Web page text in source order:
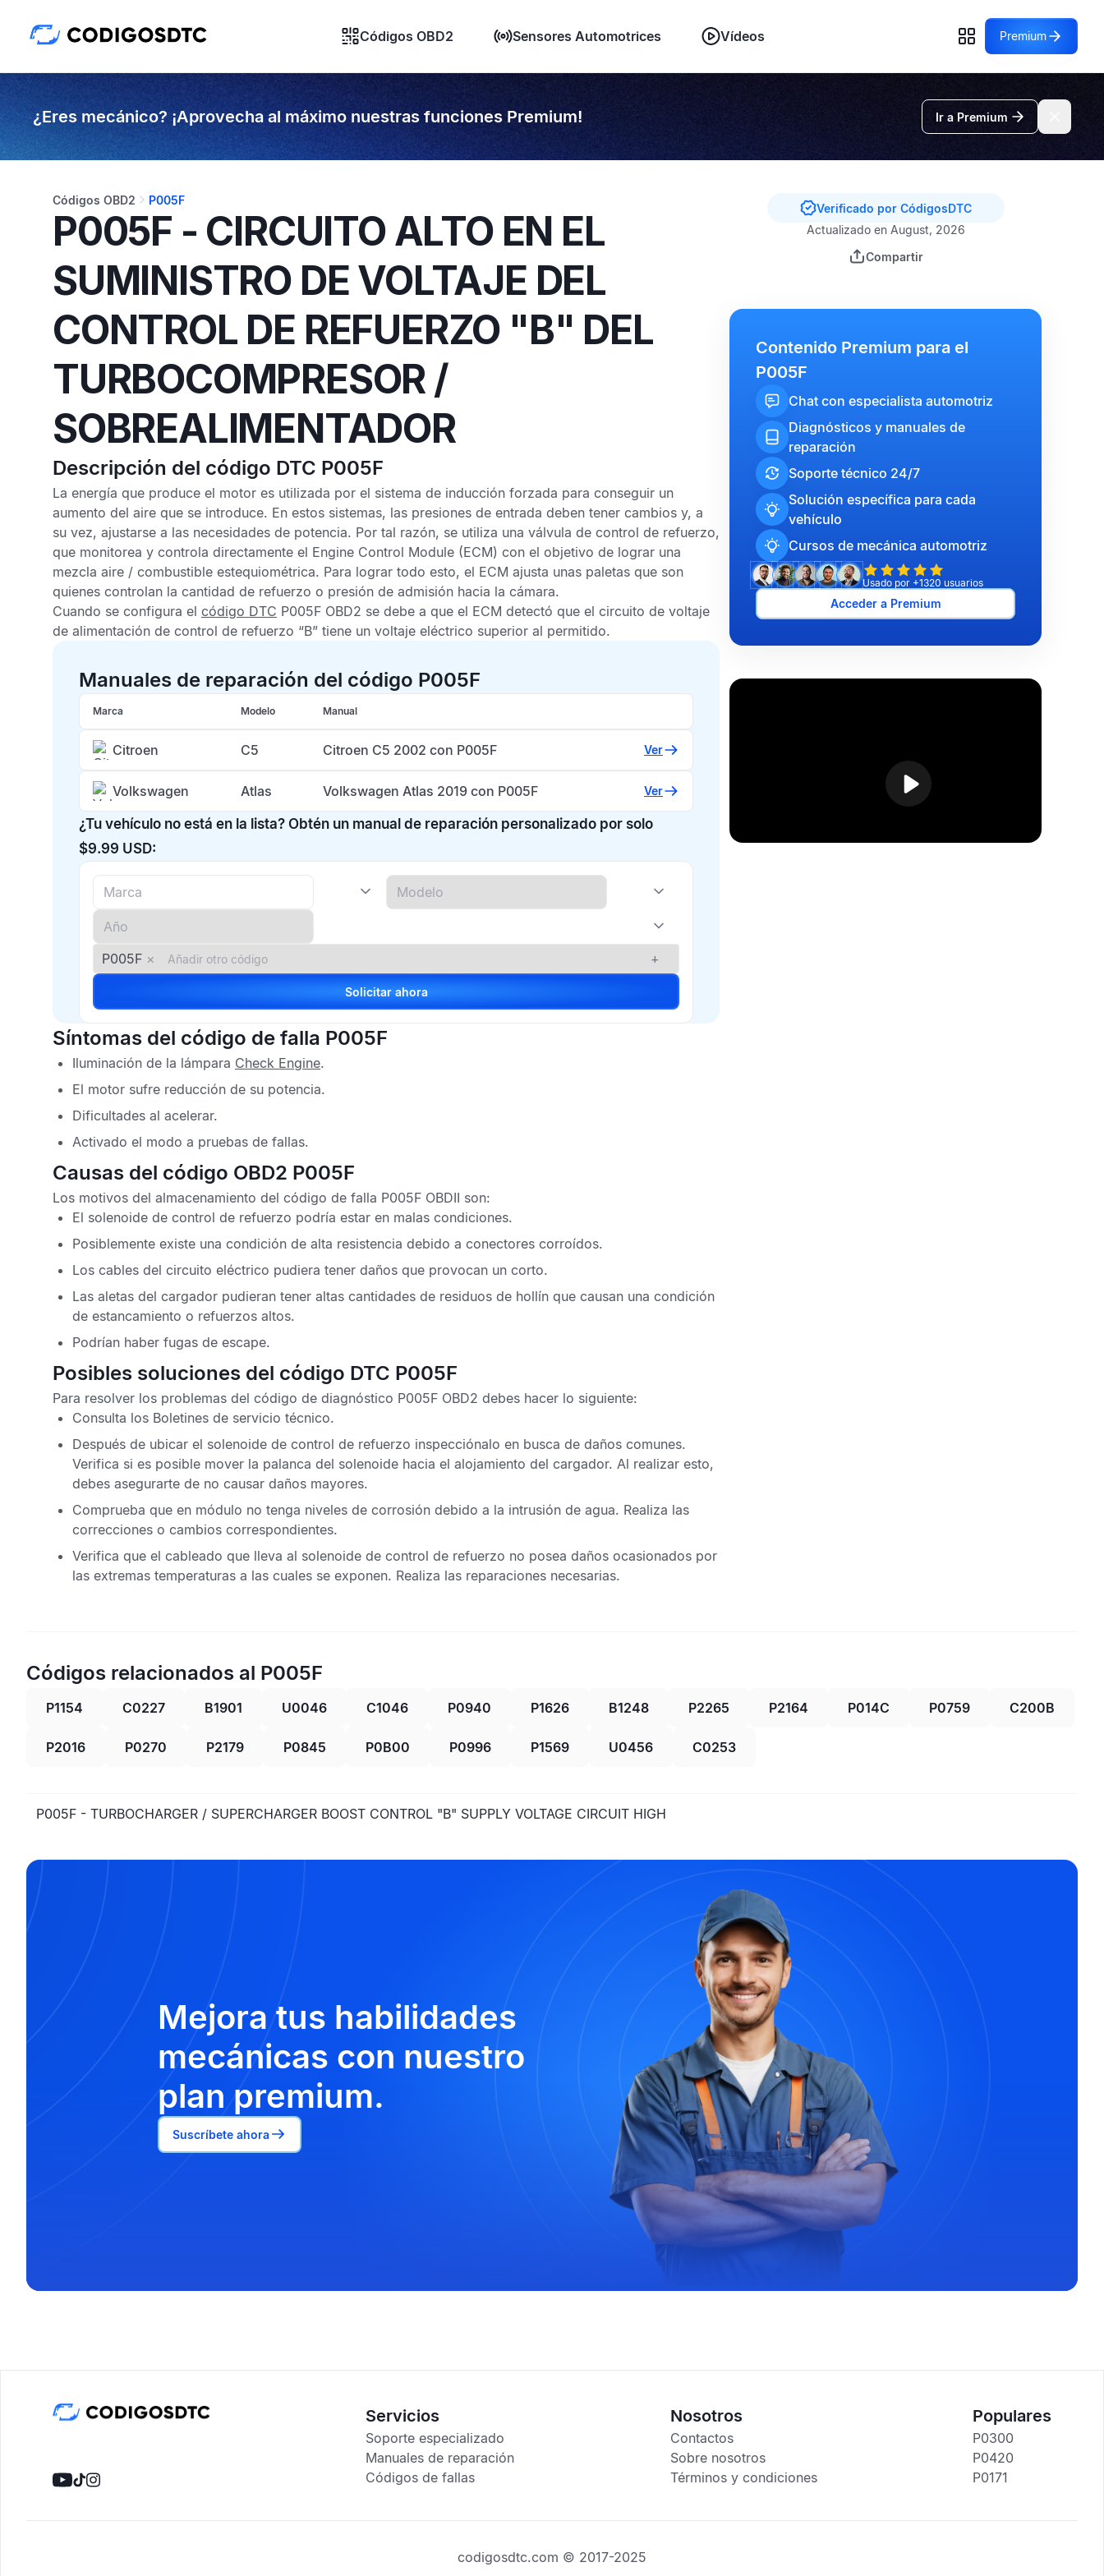
Códigos OBD2 Sensores Automotrices Vídeos Premium
¿Eres mecánico? ¡Aprovecha al máximo nuestras funciones Premium! Ir a Premium
Códigos OBD2 P005F
P005F - CIRCUITO ALTO EN EL
SUMINISTRO DE VOLTAJE DEL
CONTROL DE REFUERZO "B" DEL
TURBOCOMPRESOR /
SOBREALIMENTADOR
Descripción del código DTC P005F
La energía que produce el motor es utilizada por el sistema de inducción forzada para conseguir un
aumento del aire que se introduce. En estos sistemas, las presiones de entrada deben tener cambios y, a
su vez, ajustarse a las necesidades de potencia. Por tal razón, se utiliza una válvula de control de refuerzo,
que monitorea y controla directamente el Engine Control Module (ECM) con el objetivo de lograr una
mezcla aire / combustible estequiométrica. Para lograr todo esto, el ECM ajusta unas paletas que son
quienes controlan la cantidad de refuerzo o presión de admisión hacia la cámara.
Cuando se configura el código DTC P005F OBD2 se debe a que el ECM detectó que el circuito de voltaje
de alimentación de control de refuerzo “B” tiene un voltaje eléctrico superior al permitido.
Manuales de reparación del código P005F
Marca Modelo Manual
Citroen C5 Citroen C5 2002 con P005F Ver
Volkswagen Atlas Volkswagen Atlas 2019 con P005F Ver
¿Tu vehículo no está en la lista? Obtén un manual de reparación personalizado por solo
$9.99 USD:
P005F × +
Solicitar ahora
Síntomas del código de falla P005F
Iluminación de la lámpara Check Engine.
El motor sufre reducción de su potencia.
Dificultades al acelerar.
Activado el modo a pruebas de fallas.
Causas del código OBD2 P005F
Los motivos del almacenamiento del código de falla P005F OBDII son:
El solenoide de control de refuerzo podría estar en malas condiciones.
Posiblemente existe una condición de alta resistencia debido a conectores corroídos.
Los cables del circuito eléctrico pudiera tener daños que provocan un corto.
Las aletas del cargador pudieran tener altas cantidades de residuos de hollín que causan una condición
de estancamiento o refuerzos altos.
Podrían haber fugas de escape.
Posibles soluciones del código DTC P005F
Para resolver los problemas del código de diagnóstico P005F OBD2 debes hacer lo siguiente:
Consulta los Boletines de servicio técnico.
Después de ubicar el solenoide de control de refuerzo inspecciónalo en busca de daños comunes.
Verifica si es posible mover la palanca del solenoide hacia el alojamiento del cargador. Al realizar esto,
debes asegurarte de no causar daños mayores.
Comprueba que en módulo no tenga niveles de corrosión debido a la intrusión de agua. Realiza las
correcciones o cambios correspondientes.
Verifica que el cableado que lleva al solenoide de control de refuerzo no posea daños ocasionados por
las extremas temperaturas a las cuales se exponen. Realiza las reparaciones necesarias.
Verificado por CódigosDTC
Actualizado en August, 2026
Compartir
Contenido Premium para el
P005F
Chat con especialista automotriz
Diagnósticos y manuales de
reparación
Soporte técnico 24/7
Solución específica para cada
vehículo
Cursos de mecánica automotriz
Usado por +1320 usuarios
Acceder a Premium
Códigos relacionados al P005F
P1154 C0227 B1901 U0046 C1046 P0940 P1626 B1248 P2265 P2164 P014C P0759 C200B
P2016 P0270 P2179 P0845 P0B00 P0996 P1569 U0456 C0253
P005F - TURBOCHARGER / SUPERCHARGER BOOST CONTROL "B" SUPPLY VOLTAGE CIRCUIT HIGH
Mejora tus habilidades
mecánicas con nuestro
plan premium.
Suscríbete ahora
Servicios
Soporte especializado
Manuales de reparación
Códigos de fallas
Nosotros
Contactos
Sobre nosotros
Términos y condiciones
Populares
P0300
P0420
P0171
codigosdtc.com © 2017-2025